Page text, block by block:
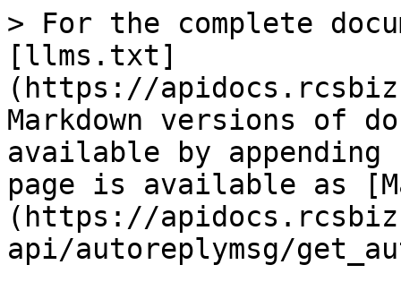
> For the complete
[llms.txt]
(https://
Markdown versions of
available by
page is available as
(https://
api/autoreplymsg/